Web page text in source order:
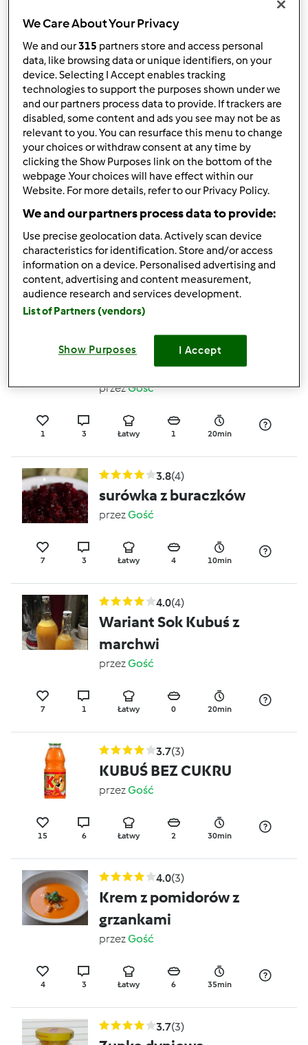
4.4(7)
Sycąca zupa
przezMonia i Heniu
7 8 Łatwy 6 1h 0min
3.8(6)
Jogurtowe placuszki
bananowe bez cukru (
BLW / rozszerzanie
diety)
przezGość
13 3 Łatwy 20 30min
Czekoladowy omlet
bez ubijania (
rozszerzanie diety /
BLW )
przezGość
1 3 Łatwy 1 20min
3.8(4)
surówka z buraczków
przezGość
7 3 Łatwy 4 10min
4.0(4)
Wariant Sok Kubuś z
marchwi
przezGość
7 1 Łatwy 0 20min
3.7(3)
KUBUŚ BEZ CUKRU
przezGość
15 6 Łatwy 2 30min
4.0(3)
Krem z pomidorów z
grzankami
przezGość
4 3 Łatwy 6 35min
3.7(3)
We Care About Your Privacy
We and our315 partners store and access personal
data, like browsing data or unique identifiers, on your
device. Selecting I Accept enables tracking
technologies to support the purposes shown under we
and our partners process data to provide. If trackers are
disabled, some content and ads you see may not be as
relevant to you. You can resurface this menu to change
your choices or withdraw consent at any time by
clicking the Show Purposes link on the bottom of the
webpage .Your choices will have effect within our
Website. For more details, refer to our Privacy Policy.
We and our partners process data to provide:
Use precise geolocation data. Actively scan device
characteristics for identification. Store and/or access
information on a device. Personalised advertising and
content, advertising and content measurement,
audience research and services development.
List of Partners (vendors)
Show Purposes I Accept